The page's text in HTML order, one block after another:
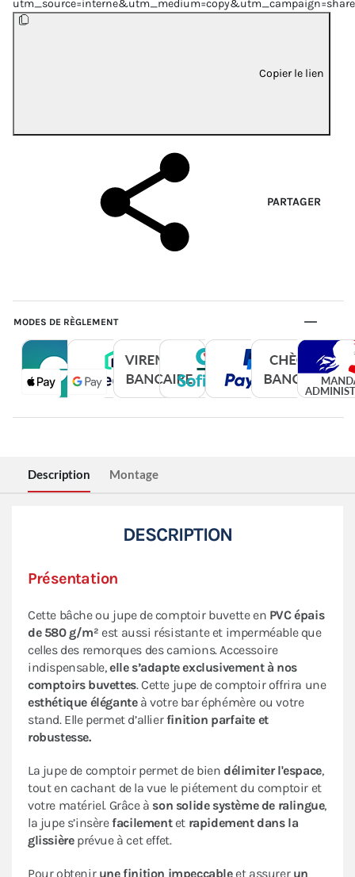
Copier le lien
PARTAGER
MODES DE RÈGLEMENT
Description Montage
DESCRIPTION
Présentation
Cette bâche ou jupe de comptoir buvette en PVC épais
de 580 g/m² est aussi résistante et imperméable que
celles des remorques des camions. Accessoire
indispensable,elle s’adapte exclusivement à nos
comptoirs buvettes. Cette jupe de comptoir offrira une
esthétique éléganteà votre bar éphémère ou votre
stand. Elle permet d’allierfinition parfaite et
robustesse.
La jupe de comptoir permet de bien délimiter l'espace,
tout en cachant de la vue le piétement du comptoir et
votre matériel. Grâce à son solide système de ralingue,
la jupe s’insèrefacilementet rapidement dans la
glissièreprévue à cet effet.
Pour obtenir une finition impeccableet assurer un